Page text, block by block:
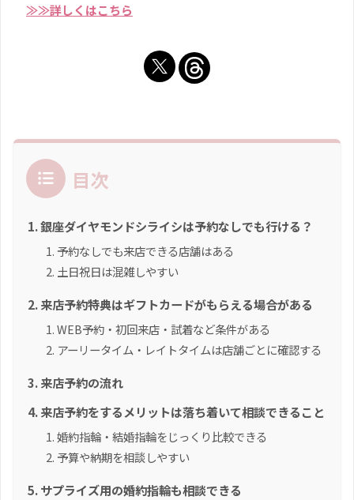
≫≫詳しくはこちら
目次
銀座ダイヤモンドシライシは予約なしでも行ける？
予約なしでも来店できる店舗はある
土日祝日は混雑しやすい
来店予約特典はギフトカードがもらえる場合がある
WEB予約・初回来店・試着など条件がある
アーリータイム・レイトタイムは店舗ごとに確認する
来店予約の流れ
来店予約をするメリットは落ち着いて相談できること
婚約指輪・結婚指輪をじっくり比較できる
予算や納期を相談しやすい
サプライズ用の婚約指輪も相談できる